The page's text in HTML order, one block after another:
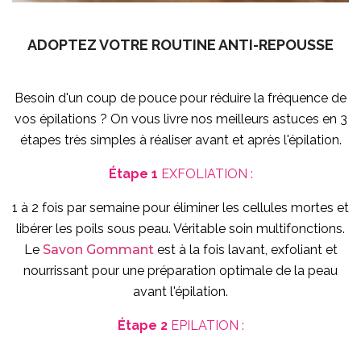
ADOPTEZ VOTRE ROUTINE ANTI-REPOUSSE
Besoin d'un coup de pouce pour réduire la fréquence de
vos épilations ? On vous livre nos meilleurs astuces en 3
étapes très simples à réaliser avant et après l'épilation.
Étape 1 EXFOLIATION :
1 à 2 fois par semaine pour éliminer les cellules mortes et
libérer les poils sous peau. Véritable soin multifonctions.
Le Savon Gommantest à la fois lavant, exfoliant et
nourrissant pour une préparation optimale de la peau
avant l'épilation.
Étape 2EPILATION :